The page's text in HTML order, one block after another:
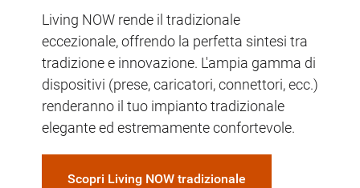
Living NOW rende il tradizionale
eccezionale, offrendo la perfetta sintesi tra
tradizione e innovazione. L'ampia gamma di
dispositivi (prese, caricatori, connettori, ecc.)
renderanno il tuo impianto tradizionale
elegante ed estremamente confortevole.
Scopri Living NOW tradizionale